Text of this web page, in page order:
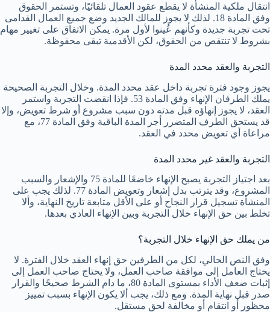
انتقال ملكية المنشأة لا يقطع عقود العمال تلقائيًا، وتستمر الحقوق
وفق المادة 18. لذلك لا يجوز للمالك الجديد وضع جميع العمال القدامى
تحت تجربة جديدة وكأنهم عُينوا لأول مرة. يمكن الاتفاق على تغيير مهام
بشروط لا تنتقص من الحقوق، لكن الأقدمية تبقى محفوظة.
التجربة والعقد محدد المدة
يجوز وجود فترة تجربة داخل عقد محدد المدة. وخلال التجربة الصحيحة
يملك الطرفان الإنهاء وفق المادة 53. فإذا انقضت التجربة واستمر
العقد، لا يجوز إنهاؤه قبل مدته دون سبب مشروع أو شرط تعويض، وإلا
قد يستحق الطرف المتضرر أجر المدة الباقية وفق المادة 77، مع
مراعاة أي تعويض محدد في العقد.
التجربة والعقد غير محدد المدة
بعد اجتياز التجربة يصبح الإنهاء خاضعًا للمادة 75 والإشعار والسبب
المشروع، وقد يترتب بدل إشعار وتعويض المادة 77. لذلك يجب على
المنشأة تسجيل قرار النجاح أو على الأقل متابعة تاريخ النهاية، وألا
تخلط بين حق الإنهاء خلال التجربة وبين الإنهاء العادي بعدها.
من يملك حق الإنهاء خلال التجربة؟
وفق النص الحالي، لكل من الطرفين حق إنهاء العقد خلال الفترة. لا
يحتاج العامل إلى موافقة صاحب العمل، ولا يحتاج صاحب العمل إلى
إثبات ضعف الأداء بمستوى المادة 80، ما دام الشرط صحيحًا والقرار
صدر قبل نهاية المدة. ومع ذلك، يجب ألا يكون الإنهاء بسبب تمييز
محظور أو انتقام أو مخالفة لحق مستقل.